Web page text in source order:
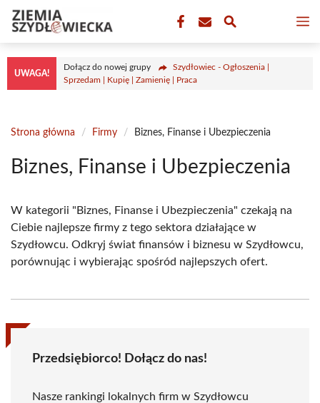
Przejdź
treści
UWAGA!
Dołącz do nowej grupy
Szydłowiec - Ogłoszenia |
Sprzedam | Kupię | Zamienię | Praca
Strona główna / Firmy / Biznes, Finanse i Ubezpieczenia
Biznes, Finanse i Ubezpieczenia
W kategorii "Biznes, Finanse i Ubezpieczenia" czekają na
Ciebie najlepsze firmy z tego sektora działające w
Szydłowcu. Odkryj świat finansów i biznesu w Szydłowcu,
porównując i wybierając spośród najlepszych ofert.
Przedsiębiorco! Dołącz do nas!
Nasze rankingi lokalnych firm w Szydłowcu